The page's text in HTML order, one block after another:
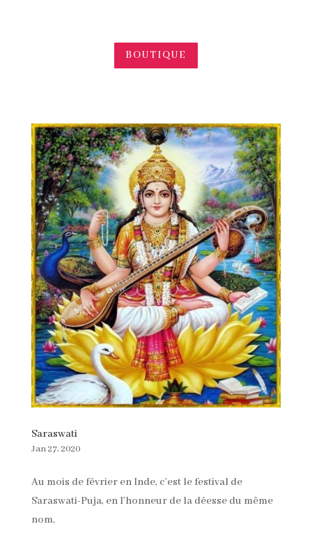
BOUTIQUE
Saraswati
Jan 27, 2020
Au mois de février en Inde, c’est le festival de
Saraswati-Puja, en l’honneur de la déesse du même
nom.